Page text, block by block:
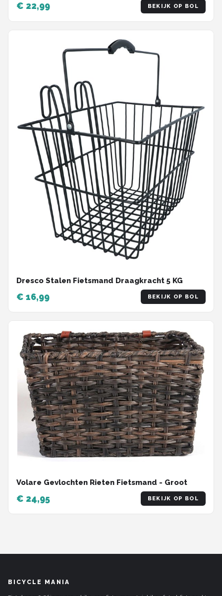
€ 22,99 BEKIJK OP BOL
Dresco Stalen Fietsmand Draagkracht 5 KG
€ 16,99 BEKIJK OP BOL
Volare Gevlochten Rieten Fietsmand - Groot
€ 24,95 BEKIJK OP BOL
BICYCLE MANIA